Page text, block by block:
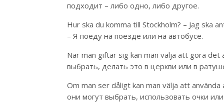
подходит – либо одно, либо другое.
Hur ska du komma till Stockholm? – Jag ska
– Я поеду на поезде или на автобусе.
När man giftar sig kan man välja att göra
выбрать, делать это в церкви или в
Om man ser dåligt kan man välja att
они могут выбрать, использовать очки